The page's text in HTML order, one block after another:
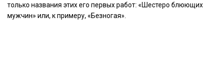
только названия этих его первых работ: «Шестеро блюющих
мужчин» или, к примеру, «Безногая».